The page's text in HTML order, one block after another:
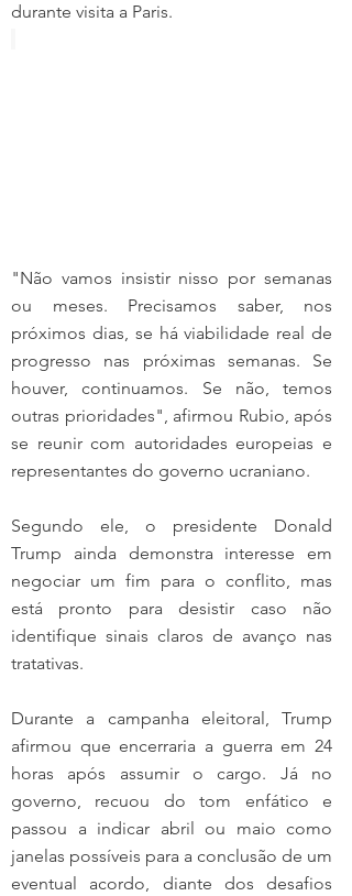
durante visita a Paris.
"Não vamos insistir nisso por semanas
ou meses. Precisamos saber, nos
próximos dias, se há viabilidade real de
progresso nas próximas semanas. Se
houver, continuamos. Se não, temos
outras prioridades", afirmou Rubio, após
se reunir com autoridades europeias e
representantes do governo ucraniano.
Segundo ele, o presidente Donald
Trump ainda demonstra interesse em
negociar um fim para o conflito, mas
está pronto para desistir caso não
identifique sinais claros de avanço nas
tratativas.
Durante a campanha eleitoral, Trump
afirmou que encerraria a guerra em 24
horas após assumir o cargo. Já no
governo, recuou do tom enfático e
passou a indicar abril ou maio como
janelas possíveis para a conclusão de um
eventual acordo, diante dos desafios